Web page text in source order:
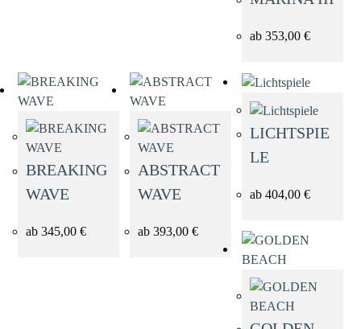
Stadt-Bilder
Starnberger See
ab 353,00 €
BREAKING
WAVE
ab345,00€
ABSTRACT
WAVE
ab 393,00 €
LICHTSPIE
LE
ab 404,00 €